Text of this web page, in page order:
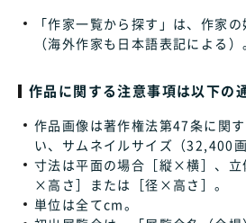
「作家一覧から探す」は、作家
（海外作家も日本語表記による）
作品に関する注意事項は以下の
作品画像は著作権法第47条に関
い、サムネイルサイズ（32,400
寸法は平面の場合［縦×横］、
×高さ］または［径×高さ］。
単位は全てcm。